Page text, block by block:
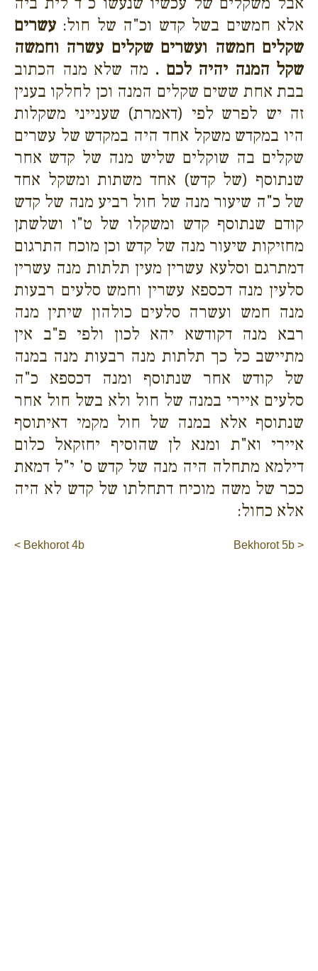
אלא חמשים בשל קדש וכ"ה של חול: עשרים
שקלים חמשה ועשרים שקלים עשרה וחמשה
שקל המנה יהיה לכם . מה שלא מנה הכתוב
בבת אחת ששים שקלים המנה וכן לחלקו בענין
זה יש לפרש לפי (דאמרת) שענייני משקלות
היו במקדש משקל אחד היה במקדש של עשרים
שקלים בה שוקלים שליש מנה של קדש אחר
שנתוסף (של קדש) אחד משתות ומשקל אחד
של כ"ה שיעור מנה של חול רביע מנה של קדש
קודם שנתוסף קדש ומשקלו של ט"ו ושלשתן
מחזיקות שיעור מנה של קדש וכן מוכח התרגום
דמתרגם וסלעא עשרין מעין תלתות מנה עשרין
סלעין מנה דכספא עשרין וחמש סלעים רבעות
מנה חמש ועשרה סלעים כולהון שיתין מנה
רבא מנה דקודשא יהא לכון ולפי פ"ב אין
מתיישב כל כך תלתות מנה רבעות מנה במנה
של קודש אחר שנתוסף ומנה דכספא כ"ה
סלעים איירי במנה של חול ולא בשל חול אחר
שנתוסף אלא במנה של חול מקמי דאיתוסף
איירי וא"ת ומנא לן שהוסיף יחזקאל כלום
דילמא מתחלה היה מנה של קדש ס' י"ל דמאת
ככר של משה מוכיח דתחלתו של קדש לא היה
אלא כחול:
< Bekhorot 4b Bekhorot 5b >